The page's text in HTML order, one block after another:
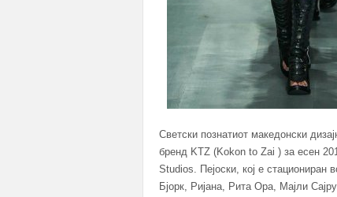
Светски познатиот македонски
бренд KTZ (Kokon to Zai ) за есен
Studios. Пејоски, кој е стациониран
Бјорк, Ријана, Рита Ора, Мајли